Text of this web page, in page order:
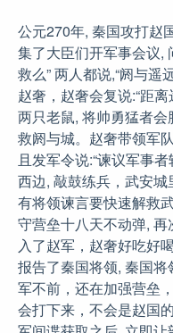
公元270年, 秦国攻打赵
集了大臣们开军事会议,
救么” 两人都说,“阏与遥
赵奢，赵奢会复说:“距
两只老鼠, 将帅勇猛者
救阏与城。赵奢带领军
且发军令说:“谏议军事
西边, 敲鼓练兵，武安
有将领谏言要快速解救
守营垒十八天不动弹,
入了赵军，赵奢好吃好
报告了秦国将领, 秦国
军不前，还在加强营垒
会打下来，不会是赵国